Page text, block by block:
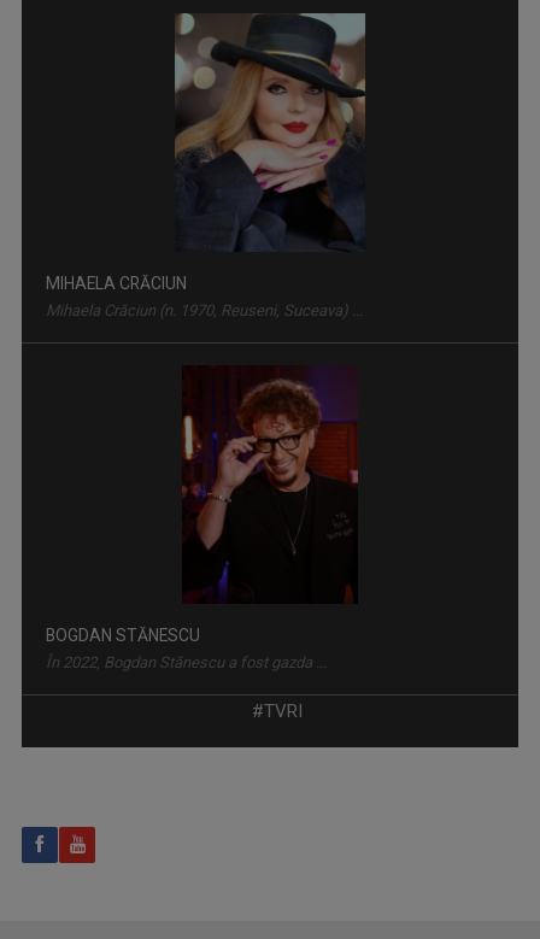
Una dintre cele mai longevive producţii ale ...
Pornim de la Articolul VII al Constituţiei ...
MIHAELA CRĂCIUN
Mihaela Crăciun (n. 1970, Reuseni, Suceava) ...
BOGDAN STĂNESCU
În 2022, Bogdan Stănescu a fost gazda ...
#TVRI